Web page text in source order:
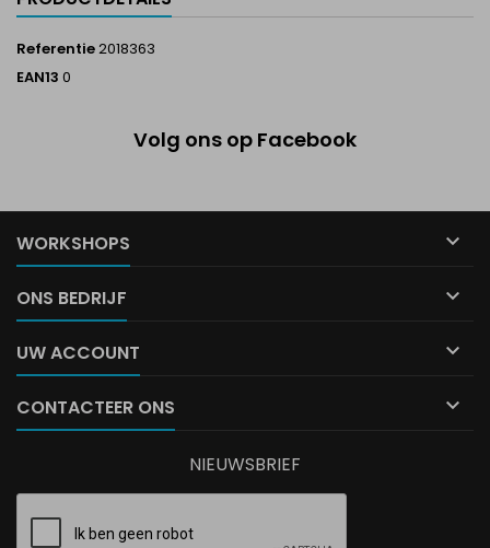
Referentie2018363
EAN13 0
Volg ons op Facebook
WORKSHOPS 
ONS BEDRIJF 
UW ACCOUNT 
CONTACTEER ONS 
NIEUWSBRIEF